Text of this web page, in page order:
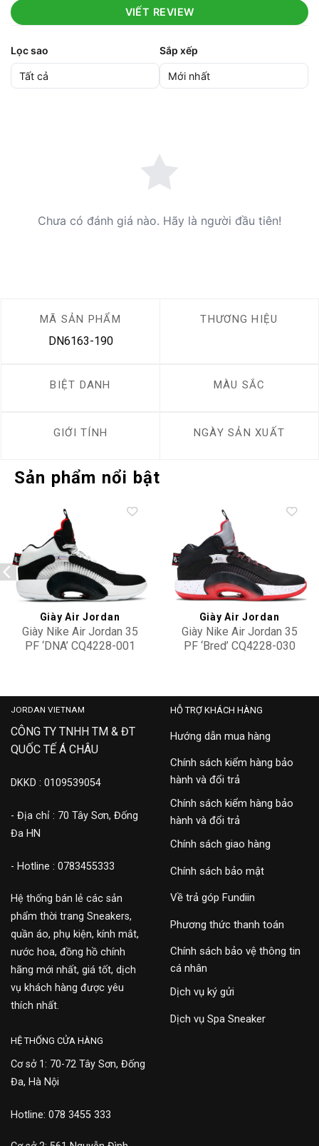
VIẾT REVIEW
Lọc sao Sắp xếp
Chưa có đánh giá nào. Hãy là người đầu tiên!
MÃ SẢN PHẨM
DN6163-190
THƯƠNG HIỆU
BIỆT DANH MÀU SẮC
GIỚI TÍNH NGÀY SẢN XUẤT
Sản phẩm nổi bật
Giày Air Jordan
Giày Nike Air Jordan 35
PF ‘DNA’ CQ4228-001
Giày Air Jordan
Giày Nike Air Jordan 35
PF ‘Bred’ CQ4228-030
JORDAN VIETNAM
CÔNG TY TNHH TM & ĐT
QUỐC TẾ Á CHÂU
DKKD : 0109539054
- Địa chỉ : 70 Tây Sơn, Đống
Đa HN
- Hotline : 0783455333
Hệ thống bán lẻ các sản
phẩm thời trang Sneakers,
quần áo, phụ kiện, kính mắt,
nước hoa, đồng hồ chính
hãng mới nhất, giá tốt, dịch
vụ khách hàng được yêu
thích nhất.
HỖ TRỢ KHÁCH HÀNG
Hướng dẫn mua hàng
Chính sách kiểm hàng bảo
hành và đổi trả
Chính sách kiểm hàng bảo
hành và đổi trả
Chính sách giao hàng
Chính sách bảo mật
Về trả góp Fundiin
Phương thức thanh toán
Chính sách bảo vệ thông tin
cá nhân
Dịch vụ ký gửi
Dịch vụ Spa Sneaker
HỆ THỐNG CỬA HÀNG
Cơ sở 1: 70-72 Tây Sơn, Đống
Đa, Hà Nội
Hotline: 078 3455 333